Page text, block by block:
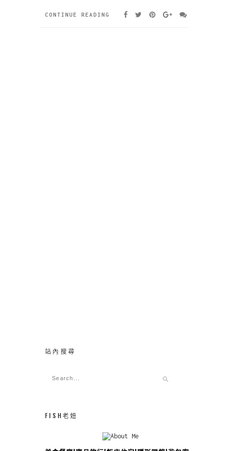
CONTINUE READING
站內搜尋
FISH老妞